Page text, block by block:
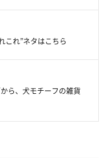
これ”ネタはこちら
ら、犬モチーフの雑貨